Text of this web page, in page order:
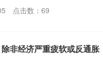
点击数： 69
除非经济严重疲软或反通